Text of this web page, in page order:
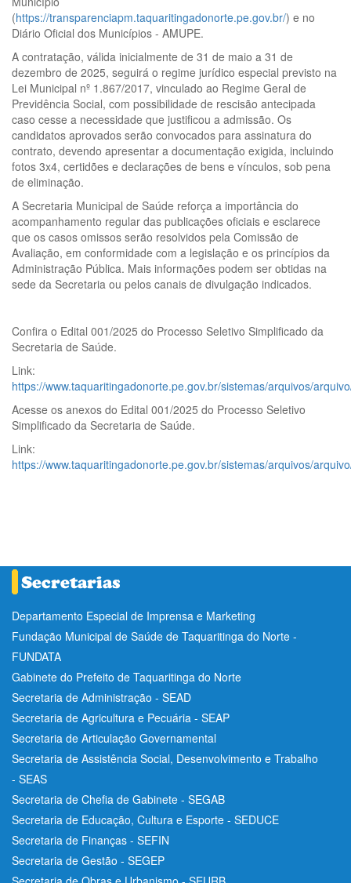
(https://transparenciapm.taquaritingadonorte.pe.gov.br/) e no
Diário Oficial dos Municípios - AMUPE.
A contratação, válida inicialmente de 31 de maio a 31 de
dezembro de 2025, seguirá o regime jurídico especial previsto na
Lei Municipal nº 1.867/2017, vinculado ao Regime Geral de
Previdência Social, com possibilidade de rescisão antecipada
caso cesse a necessidade que justificou a admissão. Os
candidatos aprovados serão convocados para assinatura do
contrato, devendo apresentar a documentação exigida, incluindo
fotos 3x4, certidões e declarações de bens e vínculos, sob pena
de eliminação.
A Secretaria Municipal de Saúde reforça a importância do
acompanhamento regular das publicações oficiais e esclarece
que os casos omissos serão resolvidos pela Comissão de
Avaliação, em conformidade com a legislação e os princípios da
Administração Pública. Mais informações podem ser obtidas na
sede da Secretaria ou pelos canais de divulgação indicados.
Confira o Edital 001/2025 do Processo Seletivo Simplificado da
Secretaria de Saúde.
Link:
https://www.taquaritingadonorte.pe.gov.br/sistemas/arquivos/
Acesse os anexos do Edital 001/2025 do Processo Seletivo
Simplificado da Secretaria de Saúde.
Link:
https://www.taquaritingadonorte.pe.gov.br/sistemas/arquivos/
Departamento Especial de Imprensa e Marketing
Fundação Municipal de Saúde de Taquaritinga do Norte -
FUNDATA
Gabinete do Prefeito de Taquaritinga do Norte
Secretaria de Administração - SEAD
Secretaria de Agricultura e Pecuária - SEAP
Secretaria de Articulação Governamental
Secretaria de Assistência Social, Desenvolvimento e Trabalho
- SEAS
Secretaria de Chefia de Gabinete - SEGAB
Secretaria de Educação, Cultura e Esporte - SEDUCE
Secretaria de Finanças - SEFIN
Secretaria de Gestão - SEGEP